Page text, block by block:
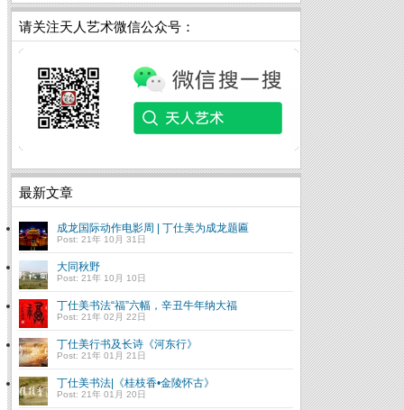
请关注天人艺术微信公众号：
最新文章
成龙国际动作电影周 | 丁仕美为成龙题匾
Post: 21年 10月 31日
大同秋野
Post: 21年 10月 10日
丁仕美书法“福”六幅，辛丑牛年纳大福
Post: 21年 02月 22日
丁仕美行书及长诗《河东行》
Post: 21年 01月 21日
丁仕美书法|《桂枝香•金陵怀古》
Post: 21年 01月 20日